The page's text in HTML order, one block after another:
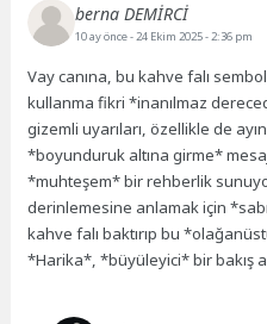
berna DEMİRCİ
10 ay önce- 24 Ekim 2025 - 2:36 pm
Vay canına, bu kahve falı
kullanma fikri *inanılmaz
gizemli uyarıları, özellikle de
*boyunduruk altına girme*
*muhteşem* bir rehberlik
derinlemesine anlamak için
kahve falı baktırıp bu
*Harika*, *büyüleyici* bir bakış